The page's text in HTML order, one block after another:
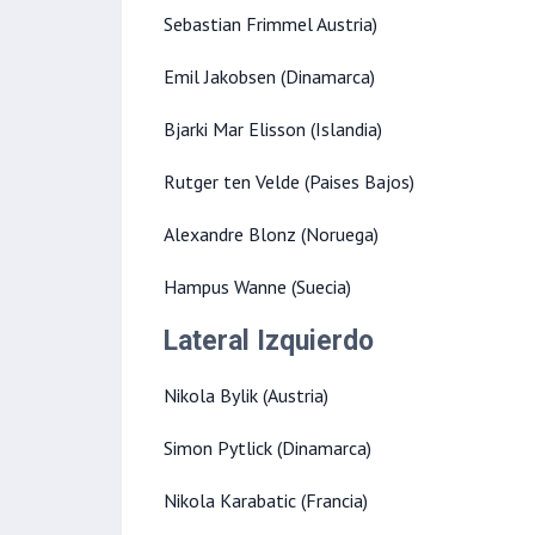
Sebastian Frimmel Austria)
Emil Jakobsen (Dinamarca)
Bjarki Mar Elisson (Islandia)
Rutger ten Velde (Paises Bajos)
Alexandre Blonz (Noruega)
Hampus Wanne (Suecia)
Lateral Izquierdo
Nikola Bylik (Austria)
Simon Pytlick (Dinamarca)
Nikola Karabatic (Francia)